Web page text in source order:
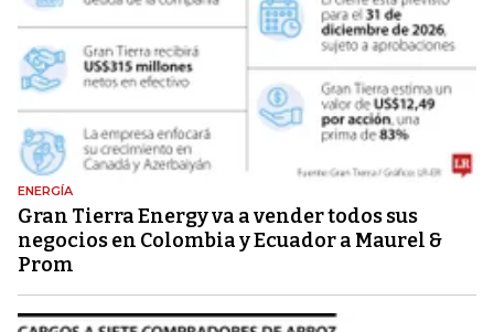
ENERGÍA
Gran Tierra Energy va a vender todos sus
negocios en Colombia y Ecuador a Maurel &
Prom